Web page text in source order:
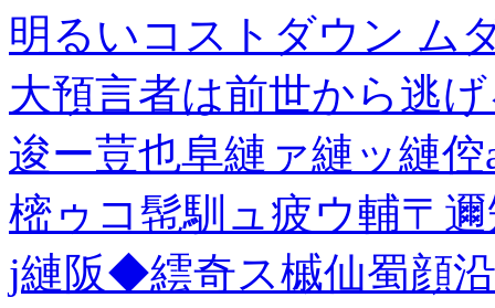
明るいコストダウン ム
大預言者は前世から逃
逡ー荳也阜縺ァ縺ッ縺
樒ゥコ髢馴ュ疲ウ輔〒
j縺阪◆繧奇ス槭仙蜀顔